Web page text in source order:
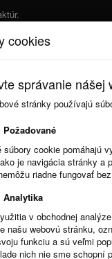
cookies
správanie
stránky používajú
Požadované
súbory cookie pomáhajú
je navigácia stránky a
riadne fungovať
Analytika
v obchodnej
našu webovú stránku,
funkciu a sú veľmi
nich nie sme schopní